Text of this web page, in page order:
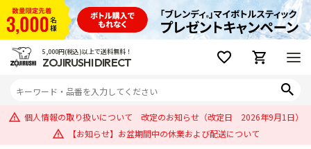
5,000円(税込)以上で送料無料！
ZOJIRUSHI DIRECT
個人情報の取り扱いについて 改定のお知らせ（改定日 2026年9月1日）
【お知らせ】お盆期間中の休業および配送について